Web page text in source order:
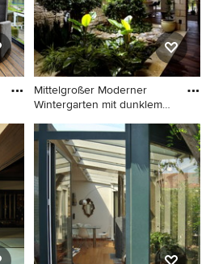
Mittelgroßer Moderner
Wintergarten mit dunklem
Mittelgroßer Moderner
Wintergarten mit dunklem
Holzboden und Glasdecke in
Köln